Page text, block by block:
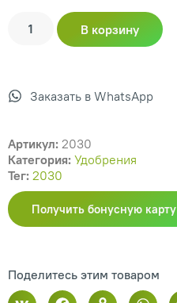
В корзину
Заказать в WhatsApp
Артикул: 2030
Категория: Удобрения
Тег: 2030
Получить бонусную карту
Поделитесь этим товаром